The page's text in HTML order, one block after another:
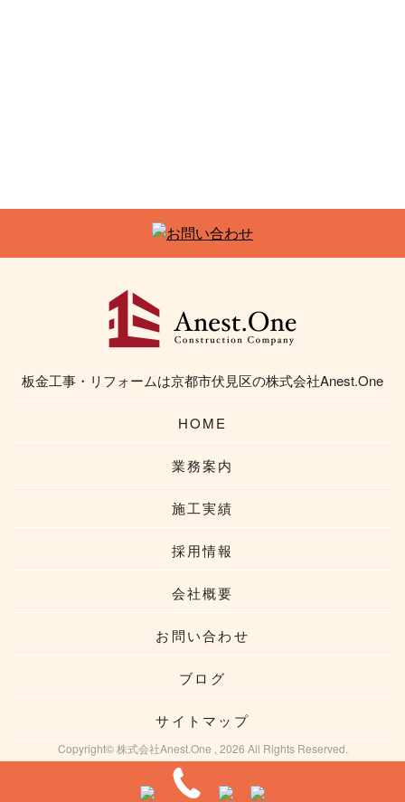
板金工事・リフォームは京都市伏見区の株式会社Anest.One
HOME
業務案内
施工実績
採用情報
会社概要
お問い合わせ
ブログ
サイトマップ
Copyright© 株式会社Anest.One , 2026 All Rights Reserved.